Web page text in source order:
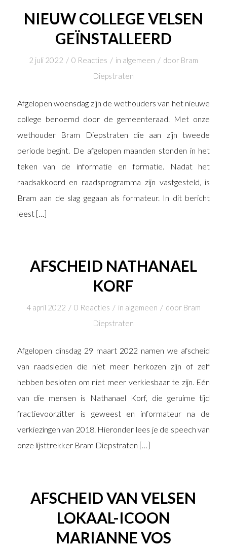
NIEUW COLLEGE VELSEN
GEÏNSTALLEERD
2 juli 2022 / 0 Reacties / in algemeen / door Bram
Diepstraten
Afgelopen woensdag zijn de wethouders van het nieuwe
college benoemd door de gemeenteraad. Met onze
wethouder Bram Diepstraten die aan zijn tweede
periode begint. De afgelopen maanden stonden in het
teken van de informatie en formatie. Nadat het
raadsakkoord en raadsprogramma zijn vastgesteld, is
Bram aan de slag gegaan als formateur. In dit bericht
leest […]
AFSCHEID NATHANAEL
KORF
4 april 2022 / 0 Reacties / in algemeen / door Bram
Diepstraten
Afgelopen dinsdag 29 maart 2022 namen we afscheid
van raadsleden die niet meer herkozen zijn of zelf
hebben besloten om niet meer verkiesbaar te zijn. Eén
van die mensen is Nathanael Korf, die geruime tijd
fractievoorzitter is geweest en informateur na de
verkiezingen van 2018. Hieronder lees je de speech van
onze lijsttrekker Bram Diepstraten […]
AFSCHEID VAN VELSEN
LOKAAL-ICOON
MARIANNE VOS